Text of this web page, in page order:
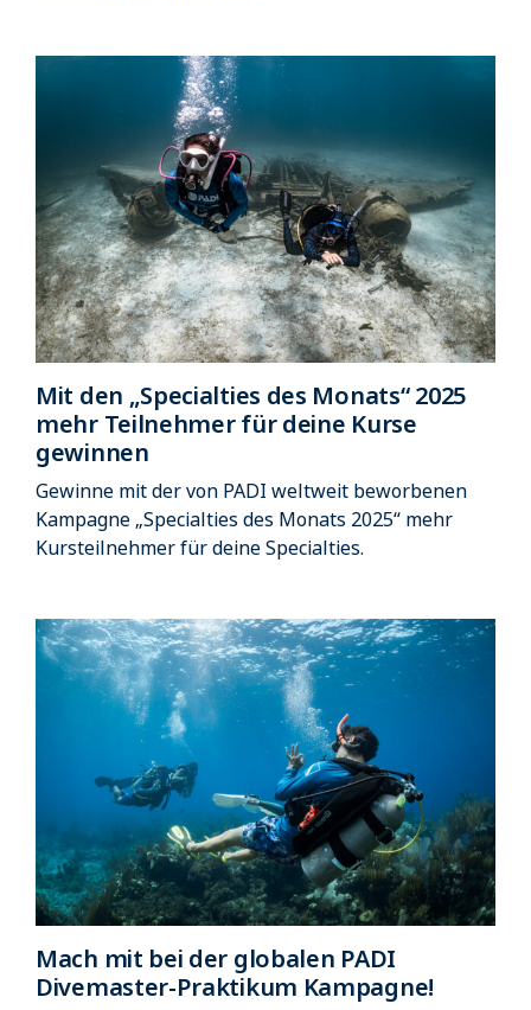
Mit den „Specialties des Monats“ 2025
mehr Teilnehmer für deine Kurse
gewinnen
Gewinne mit der von PADI weltweit beworbenen
Kampagne „Specialties des Monats 2025“ mehr
Kursteilnehmer für deine Specialties.
Mach mit bei der globalen PADI
Divemaster-Praktikum Kampagne!